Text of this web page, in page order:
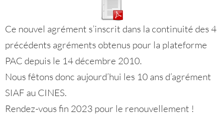
Ce nouvel agrément s’inscrit dans la continuité des 4
précédents agréments obtenus pour la plateforme
PAC depuis le 14 décembre 2010.
Nous fêtons donc aujourd’hui les 10 ans d’agrément
SIAF au CINES.
Rendez-vous fin 2023 pour le renouvellement !